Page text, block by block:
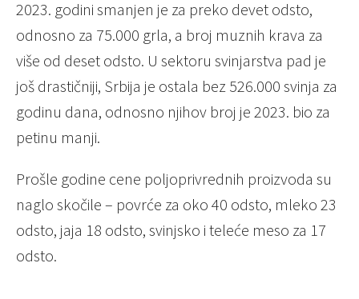
2023. godini smanjen je za preko devet odsto,
odnosno za 75.000 grla, a broj muznih krava za
više od deset odsto. U sektoru svinjarstva pad je
još drastičniji, Srbija je ostala bez 526.000 svinja za
godinu dana, odnosno njihov broj je 2023. bio za
petinu manji.
Prošle godine cene poljoprivrednih proizvoda su
naglo skočile – povrće za oko 40 odsto, mleko 23
odsto, jaja 18 odsto, svinjsko i teleće meso za 17
odsto.